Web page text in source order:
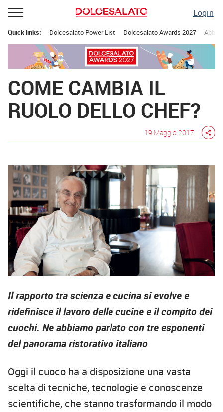
Passa
al
contenuto
Login
principale
Quick links: Dolcesalato Power List Dolcesalato Awards 2027
COME CAMBIA IL
RUOLO DELLO CHEF?
19 Maggio 2017 share
Il rapporto tra scienza e cucina si evolve e
ridefinisce il lavoro delle cucine e il compito dei
cuochi. Ne abbiamo parlato con tre esponenti
del panorama ristorativo italiano
Oggi il cuoco ha a disposizione una vasta
scelta di tecniche, tecnologie e conoscenze
scientifiche, che stanno trasformando il modo